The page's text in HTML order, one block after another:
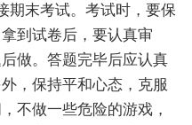
期末考试。考试时，要保
到试卷后，要认真审
做。答题完毕后应认真
，保持平和心态，克服
不做一些危险的游戏，